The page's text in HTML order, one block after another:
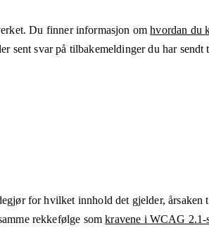
Du finner informasjon omhvordan du
sent svar på tilbakemeldinger du har sendt
for hvilket innhold det gjelder,
rekkefølge somkravene i WCAG 2.1-